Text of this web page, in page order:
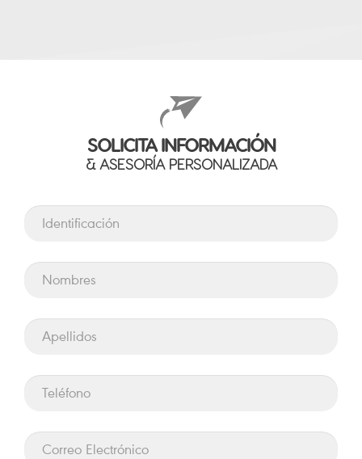
SOLICITA INFORMACIÓN
& ASESORÍA PERSONALIZADA